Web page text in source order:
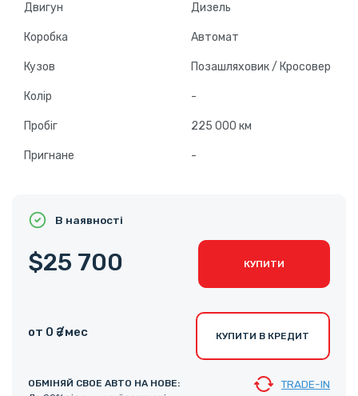
Двигун Дизель
Коробка Автомат
Кузов Позашляховик / Кросовер
Колір -
Пробіг 225 000 км
Пригнане -
В наявності
$25 700 КУПИТИ
от 0 ₴ /мес КУПИТИ В КРЕДИТ
ОБМІНЯЙ СВОЕ АВТО НА НОВЕ:
TRADE-IN